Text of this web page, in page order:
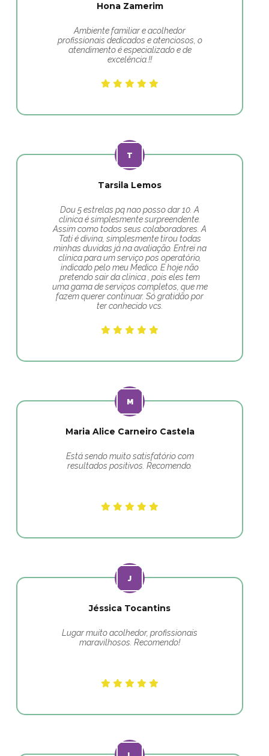
Hona Zamerim
Ambiente familiar e acolhedor
profissionais dedicados e atenciosos, o
atendimento é especializado e de
excelência.!!
Tarsila Lemos
Dou 5 estrelas pq nao posso dar 10. A
clinica é simplesmente surpreendente.
Assim como todos seus colaboradores. A
Tati é divina, simplesmente tirou todas
minhas duvidas já na avaliação. Entrei na
clínica para um serviço pos operatório,
indicado pelo meu Medico. E hoje não
pretendo sair da clinica , pois eles tem
uma gama de serviços completos, que me
fazem querer continuar. Só gratidão por
ter conhecido vcs.
Maria Alice Carneiro Castela
Está sendo muito satisfatório com
resultados positivos. Recomendo.
Jéssica Tocantins
Lugar muito acolhedor, profissionais
maravilhosos. Recomendo!